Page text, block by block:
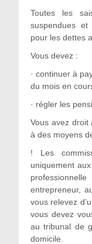
Toutes les
suspendues
pour les dettes
Vous devez :
· continuer à
du mois en
· régler les
Vous avez
à des moyens
! Les
uniquement
entrepreneur,
vous relevez
vous devez
au tribunal de
domicile.